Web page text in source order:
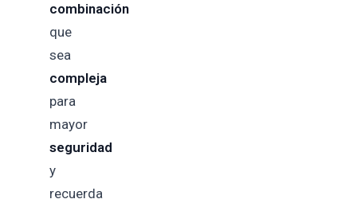
combinación
que
sea
compleja
para
mayor
seguridad
y
recuerda